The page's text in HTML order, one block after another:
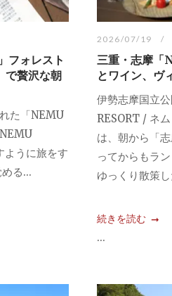
フォレスト
で贅沢な朝
た「NEMU
ように旅をす
る...
2026/07/19
三重・志摩「
とワイン、ヴ
伊勢志摩国立
RESORT / ネ
は、朝から「
ってからもラ
ゆっくり散策
続きを読む
...